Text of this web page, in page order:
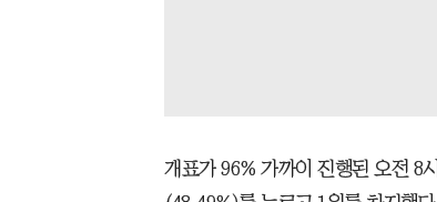
개표가 96% 가까이 진행된 오전 8